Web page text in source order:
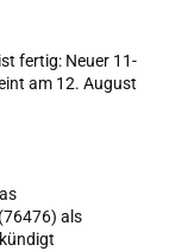
fertig: Neuer 11-
am 12. August
als